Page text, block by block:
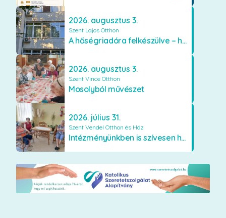
2026. augusztus 3.
Szent Lajos Otthon
A hőségriadóra felkészülve – hűsítő fejlesztések a Szent Lajos Otthonban
2026. augusztus 3.
Szent Vince Otthon
Mosolyból művészet
2026. július 31.
Szent Vendel Otthon és Ház
Intézményünkben is szívesen használják a VR szemüveget